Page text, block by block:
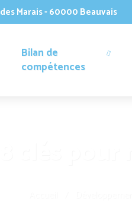
Marais - 60000 Beauvais
Bilan de
compétences